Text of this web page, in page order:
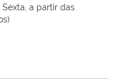
a partir das